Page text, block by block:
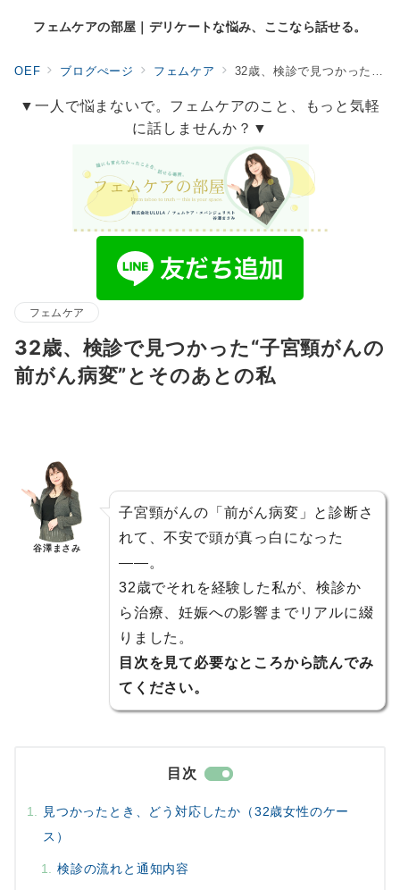
フェムケアの部屋｜デリケートな悩み、ここなら話せる。
OEF ブログぺージ フェムケア 32歳、検診で見つかった“子宮頸がんの前がん病変”とそのあとの私
▼一人で悩まないで。フェムケアのこと、もっと気軽
に話しませんか？▼
フェムケア
32歳、検診で見つかった“子宮頸がんの
前がん病変”とそのあとの私
谷澤まさみ
子宮頸がんの「前がん病変」と診断さ
れて、不安で頭が真っ白になった
——。
32歳でそれを経験した私が、検診か
ら治療、妊娠への影響までリアルに綴
りました。
目次を見て必要なところから読んでみ
てください。
目次
見つかったとき、どう対応したか（32歳女性のケー
ス）
検診の流れと通知内容